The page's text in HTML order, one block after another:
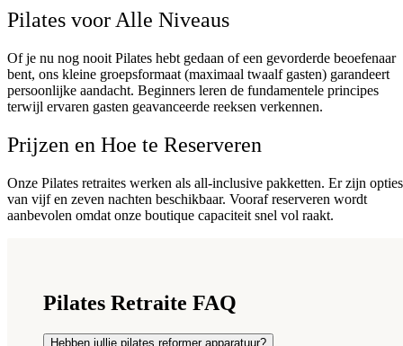
Pilates voor Alle Niveaus
Of je nu nog nooit Pilates hebt gedaan of een gevorderde beoefenaar
bent, ons kleine groepsformaat (maximaal twaalf gasten) garandeert
persoonlijke aandacht. Beginners leren de fundamentele principes
terwijl ervaren gasten geavanceerde reeksen verkennen.
Prijzen en Hoe te Reserveren
Onze Pilates retraites werken als all-inclusive pakketten. Er zijn opties
van vijf en zeven nachten beschikbaar. Vooraf reserveren wordt
aanbevolen omdat onze boutique capaciteit snel vol raakt.
Pilates Retraite FAQ
Hebben jullie pilates reformer apparatuur?